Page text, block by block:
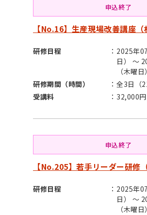
申込終了
【No.16】生産現場改善講座（
研修日程
2025年
日） ～
（木曜日）
研修期間（時間）
全3日（
受講料
32,000円
申込終了
【No.205】若手リーダー研修
研修日程
2025年
日） ～
（木曜日）